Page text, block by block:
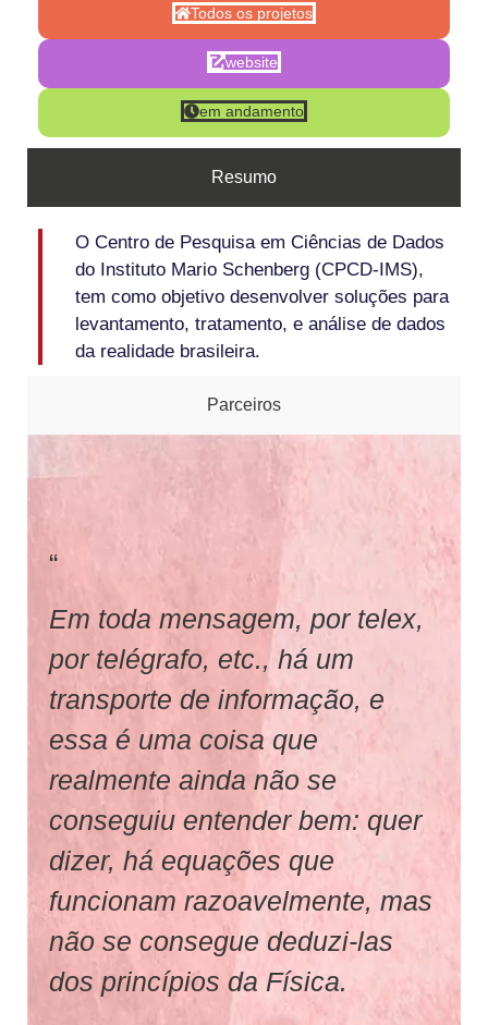
Todos os projetos
website
em andamento
Resumo
Parceiros
O Centro de Pesquisa em Ciências de Dados
do Instituto Mario Schenberg (CPCD-IMS),
tem como objetivo desenvolver soluções para
levantamento, tratamento, e análise de dados
da realidade brasileira.
“
Em toda mensagem, por telex,
por telégrafo, etc., há um
transporte de informação, e
essa é uma coisa que
realmente ainda não se
conseguiu entender bem: quer
dizer, há equações que
funcionam razoavelmente, mas
não se consegue deduzi-las
dos princípios da Física.